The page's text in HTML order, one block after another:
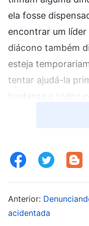
ela fosse
encontrar um
diácono também
esteja
tentar ajudá-la
bastante e todos
deveria ser
obra do Espírito
substituído. Se
Santo e nós
Anterior:
acidentada